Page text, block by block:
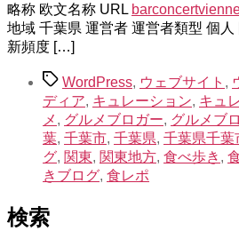
千
葉
メ
へ
の
略称 欧文名称 URL
地域 千葉県 運営者 運営者類型 個
新頻度 […]
タ
グ
WordPress, ウェブサイト ,
ディア, キュレーション, キュ
メ , グルメブロガー, グルメブ
葉, 千葉市, 千葉県, 千葉県千葉
グ, 関東, 関東地方, 食べ歩き ,
きブログ, 食レポ
検索